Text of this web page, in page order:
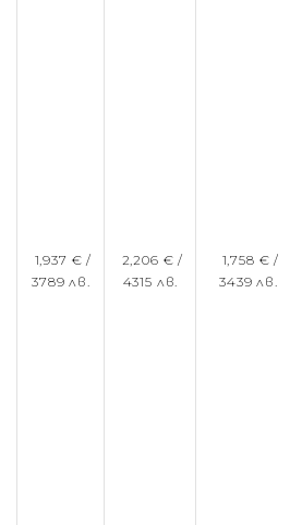
1,937 € /
3789 лв.
2,206 € /
4315 лв.
1,758 € /
3439 лв.